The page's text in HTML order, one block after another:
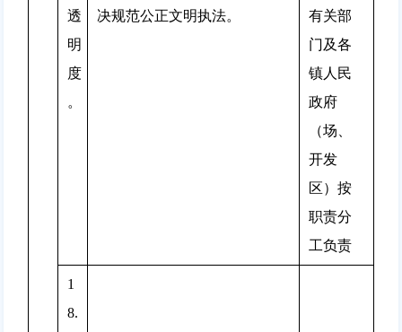
透
明
度
。
决规范公正文明执法。
有关部
门及各
镇人民
政府
（场、
开发
区）按
职责分
工负责
1
8.